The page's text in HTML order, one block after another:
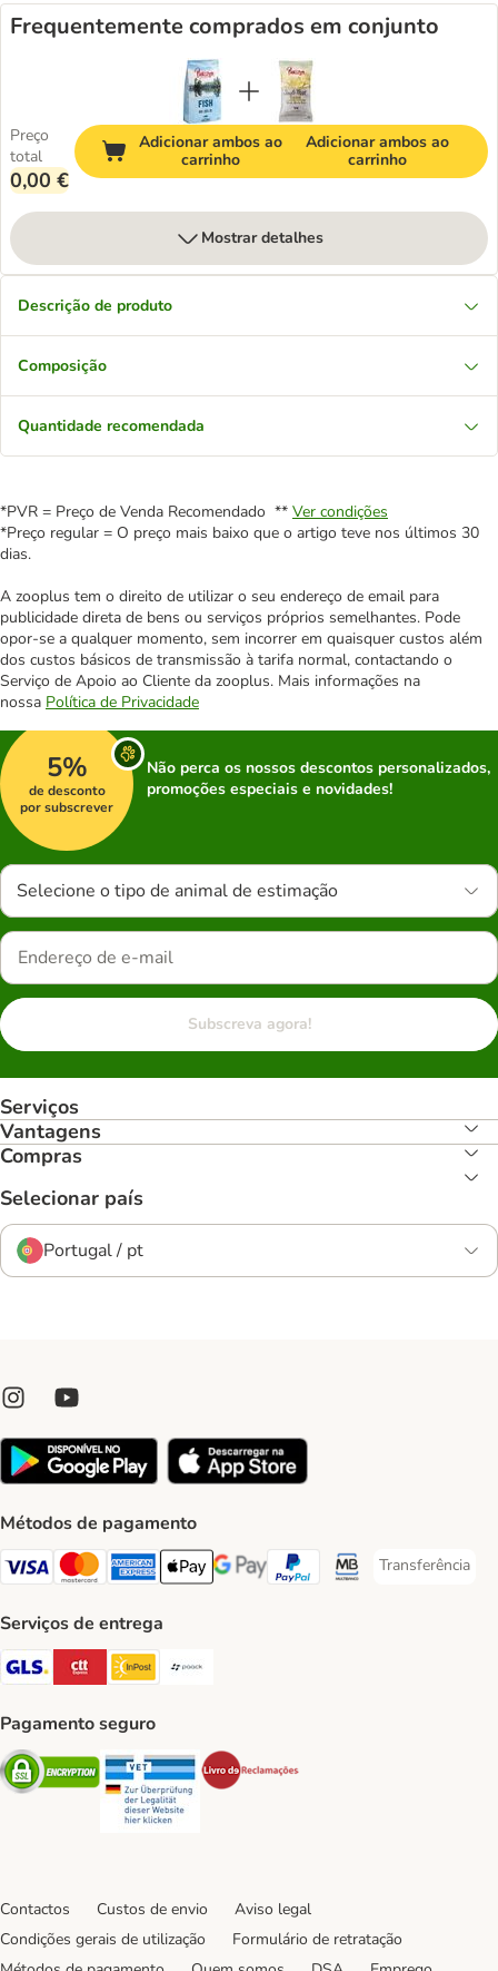
Frequentemente comprados em conjunto
Preço
total
0,00 €
Adicionar ambos ao
carrinho
Adicionar ambos ao
carrinho
Mostrar detalhes
Descrição de produto
Composição
Quantidade recomendada
*PVR = Preço de Venda Recomendado ** Ver condições
*Preço regular = O preço mais baixo que o artigo teve nos últimos 30
dias.
A zooplus tem o direito de utilizar o seu endereço de email para
publicidade direta de bens ou serviços próprios semelhantes. Pode
opor-se a qualquer momento, sem incorrer em quaisquer custos além
dos custos básicos de transmissão à tarifa normal, contactando o
Serviço de Apoio ao Cliente da zooplus. Mais informações na
nossa Política de Privacidade
5%
de desconto
por subscrever
Não perca os nossos descontos personalizados,
promoções especiais e novidades!
Selecione o tipo de animal de estimação
Subscreva agora!
Serviços
Vantagens
Compras
Selecionar país
Portugal / pt
Métodos de pagamento
Visa Payment Method
Mastercard Payment Method
American Express Payment Method
Apple Pay Payment Method
Google Pay Payment Method
PayPal Payment Method
Multibanco Payment
Transferência
Transferência
Serviços de entrega
GLS Shipping Method
CTTExpress Shipping Method
InPost Shipping Method
Pagamento seguro
Security Security
Contactos Custos de envio
Aviso legal
Condições gerais de utilização
Formulário de retratação